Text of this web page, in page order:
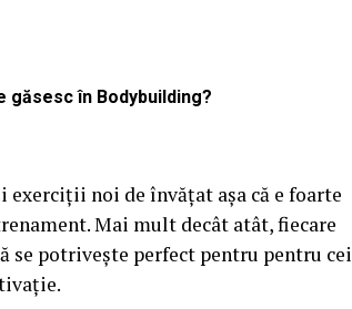
în Bodybuilding?
noi de învățat așa că e foarte
Mai mult decât atât, fiecare
se potrivește perfect pentru pentru cei